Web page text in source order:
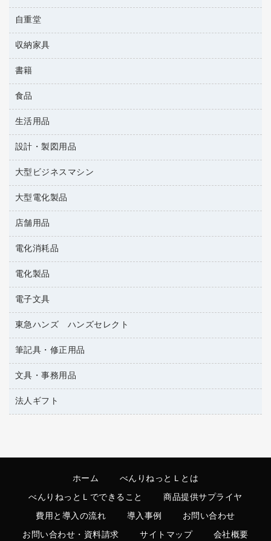
パソコンバッグ／収納用品
マウス
マウスパッド
各種ケーブル
ファイルボックス
フォルダー
フラットファイル
リングファイル
レターファイル
持ち出しファイル
統一伝票用ファイル
背幅が伸びるファイル
板目表紙・綴込表紙
名刺整理用品
レギュラーコーヒー
医薬部外品
紅茶・バラエティ飲料
茶葉・インスタント
メディア収納用品
工事関連用品
家具関連用品
ＯＨＰ用品
シュレッダ
タイムカード
タイムレコーダー
ラミネータ
レーザーポインター
大型シュレッダー（共配）
自重堂
作業服・オフィスウェア
収納家具
その他収納
金庫
保管庫・書庫
書籍
パソコンソフト
雑誌
辞典
地図
食品
菓子
食品
生活用品
キッチン用品
ゴミ袋
スポーツ・レジャー用品
スリッパ・サンダル・シューズ
その他雑貨
ダストボックス
ティッシュペーパー
トイレットペーパー
トイレ用洗剤
ハンドソープ・石鹸
ペーパータオル
飲食雑貨用品
洗濯用品
掃除用洗剤
設計・製図用品
設計・製図用品
大型ビジネスマシン
プリンタ
大型電化製品
テレビ・ＡＶ機器
冷蔵庫・キッチン・調理家電
店舗用品
ＰＯＰ用品
カウンター／お会計用品
サイン・看板用品
ディスプレイ用品
レジ・ポリ袋
陳列什器
店舗運営用品
電化消耗品
アルバム
デスクライト
フィルム・カメラ用品
懐中電灯・ライト
各種テープ
電球・蛍光灯
電化製品
ＡＶ機器・アクセサリー
キッチン・調理家電
その他電化製品
空調・季節家電
電子文具
その他電子文具
ラベルライター
電卓
東急ハンズ ハンズセレクト
東急ハンズ
筆記具・修正用品
シャープペンシル
シャープペンシル用替芯
ボールペン（ゲルインク）
文具・事務用品
カッター
ステープラー本体
ステープル針
スプレーのり クリーナー
セロハンテープ
その他文具
法人ギフト
高島屋（食品・飲料）
ホーム べんりねっとＬとは
べんりねっとＬでできること 商品提供サプライヤ
費用と導入の流れ 導入事例 お問い合わせ
お問い合わせ・資料請求 サイトマップ 会社概要